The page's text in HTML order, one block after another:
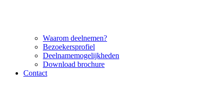
Waarom deelnemen?
Bezoekersprofiel
Deelnamemogelijkheden
Download brochure
Contact